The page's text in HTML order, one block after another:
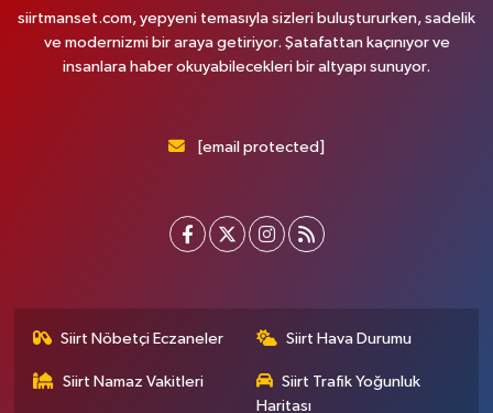
siirtmanset.com, yepyeni temasıyla sizleri buluştururken, sadelik
ve modernizmi bir araya getiriyor. Şatafattan kaçınıyor ve
insanlara haber okuyabilecekleri bir altyapı sunuyor.
[email protected]
Siirt Nöbetçi Eczaneler Siirt Hava Durumu
Siirt Namaz Vakitleri
Siirt Trafik Yoğunluk
Haritası